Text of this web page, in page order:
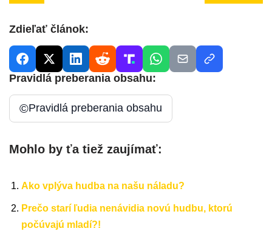
Zdieľať článok:
Pravidlá preberania obsahu:
©Pravidlá preberania obsahu
Mohlo by ťa tiež zaujímať:
Ako vplýva hudba na našu náladu?
Prečo starí ľudia nenávidia novú hudbu, ktorú
počúvajú mladí?!